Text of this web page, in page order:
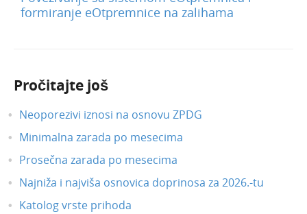
formiranje eOtpremnice na zalihama
Pročitajte još
Neoporezivi iznosi na osnovu ZPDG
Minimalna zarada po mesecima
Prosečna zarada po mesecima
Najniža i najviša osnovica doprinosa za 2026.-tu
Katolog vrste prihoda